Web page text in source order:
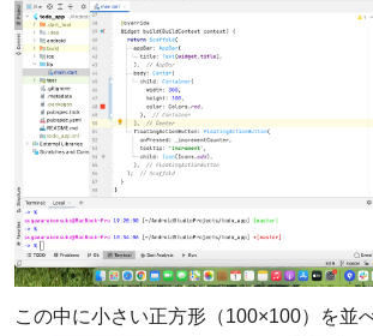
この中に小さい正方形（100×100）を並